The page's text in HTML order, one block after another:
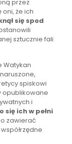
przez
że ich
się spod
sztucznie fali
Watykan
spiskowi
opublikowane
i
się ich w pełni
zawierać